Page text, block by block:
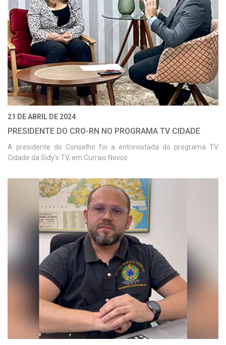
21 DE ABRIL DE 2024
PRESIDENTE DO CRO-RN NO PROGRAMA TV CIDADE
A presidente do Conselho foi a entrevistada do programa TV
Cidade da Sidy's TV, em Currais Novos